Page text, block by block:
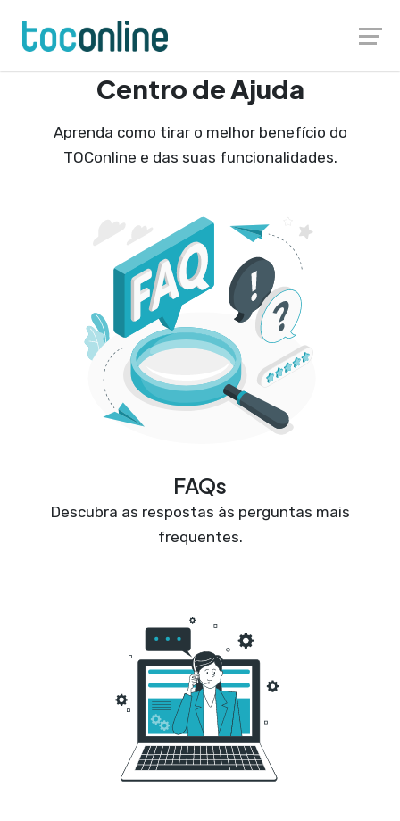
Centro de Ajuda
Aprenda como tirar o melhor benefício do
TOConline e das suas funcionalidades.
FAQs
Descubra as respostas às perguntas mais
frequentes.